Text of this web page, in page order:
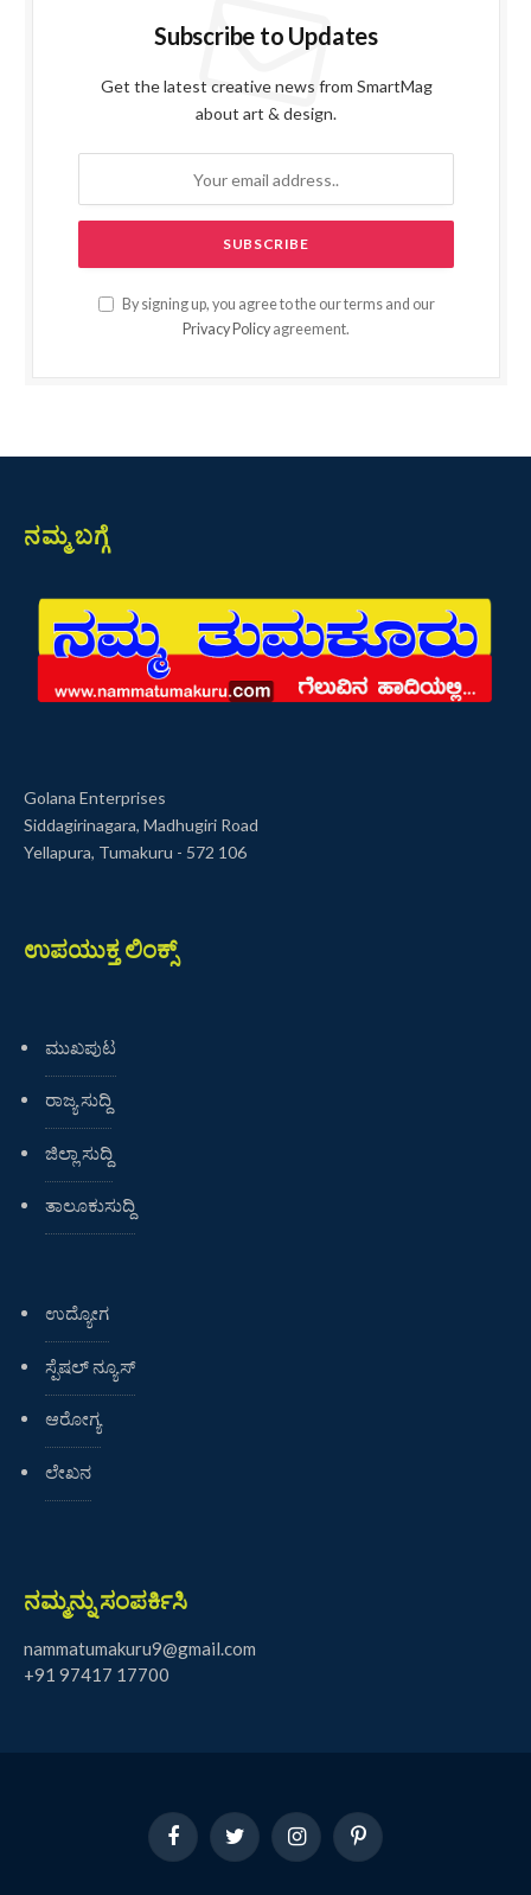
Subscribe to Updates
Get the latest creative news from SmartMag
about art & design.
By signing up, you agree to the our terms and our
Privacy Policy agreement.
ನಮ್ಮ ಬಗ್ಗೆ
Golana Enterprises
Siddagirinagara, Madhugiri Road
Yellapura, Tumakuru - 572 106
ಉಪಯುಕ್ತ ಲಿಂಕ್ಸ್
ಮುಖಪುಟ
ರಾಜ್ಯ ಸುದ್ದಿ
ಜಿಲ್ಲಾ ಸುದ್ದಿ
ತಾಲೂಕುಸುದ್ದಿ
ಉದ್ಯೋಗ
ಸ್ಪೆಷಲ್ ನ್ಯೂಸ್
ಆರೋಗ್ಯ
ಲೇಖನ
ನಮ್ಮನ್ನು ಸಂಪರ್ಕಿಸಿ
nammatumakuru9@gmail.com
+91 97417 17700
FacebookTwitter InstagramPinterest